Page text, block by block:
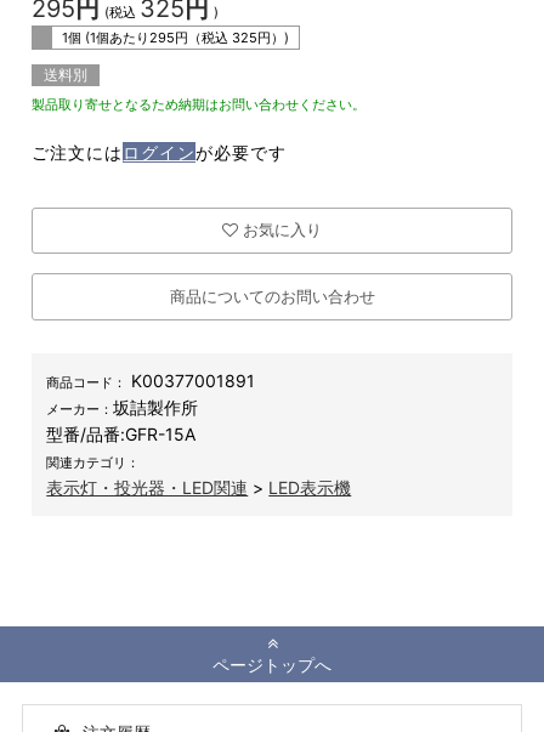
295 円 (税込 325 円 )
1個 (1個あたり 295円（税込 325円）)
送料別
製品取り寄せとなるため納期はお問い合わせください。
ご注文には ログインが必要です
お気に入り
商品についてのお問い合わせ
商品コード： K00377001891
メーカー：坂詰製作所
型番/品番:GFR-15A
関連カテゴリ：
表示灯・投光器・LED関連 > LED表示機
ページトップへ